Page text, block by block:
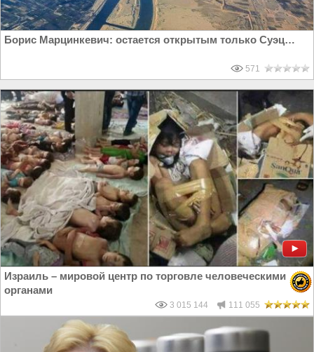
Борис Марцинкевич: остается открытым только Суэц…
571
Израиль – мировой центр по торговле человеческими
органами
3 015 144 111 055